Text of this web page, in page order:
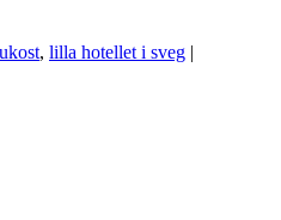
, lilla hotellet i sveg |